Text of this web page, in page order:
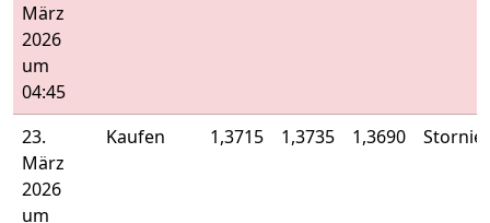
März
2026
um
04:45
23.
März
2026
um
Kaufen 1,3715 1,3735 1,3690